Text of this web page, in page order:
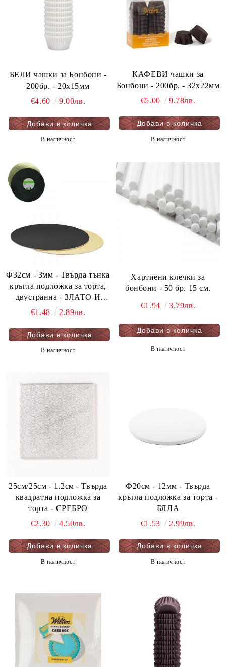
БЕЛИ чашки за Бонбони -
200бр. - 20х15мм
€4.60
9.00лв.
В наличност
КАФЕВИ чашки за
Бонбони - 200бр. - 32х22мм
€5.00
9.78лв.
В наличност
Ф32см - 3мм - Твърда тънка
кръгла подложка за торта,
двустранна - ЗЛАТО И
ЧЕРНО - мукава - 1 бр.
€1.48 2.89лв.
В наличност
Хартиени клечки за
бонбони - 50 бр. 15 см.
€1.94 3.79лв.
В наличност
25см/25см - 1.2см - Твърда
квадратна подложка за
торта - СРЕБРО
€2.30
4.50лв.
В наличност
Ф20см - 12мм - Твърда
кръгла подложка за торта -
БЯЛА
€1.53
2.99лв.
В наличност